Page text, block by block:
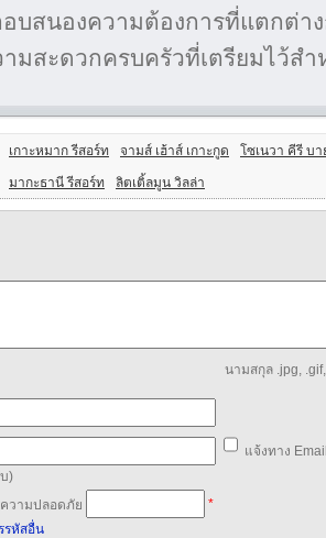
บสนองความต้องการที่แตกต่า
มสะดวกครบครัวที่เตรียมไว้สำ
เกาะหมาก รีสอร์ท จามส์ เฮ้าส์ เกาะกูด โซเนวา คีรี บ
มากะธานี รีสอร์ท ลิตเติ้ลมูน วิลล่า
นามสกุล .jpg,
แจ้งทาง
)
*
รหัสอื่น